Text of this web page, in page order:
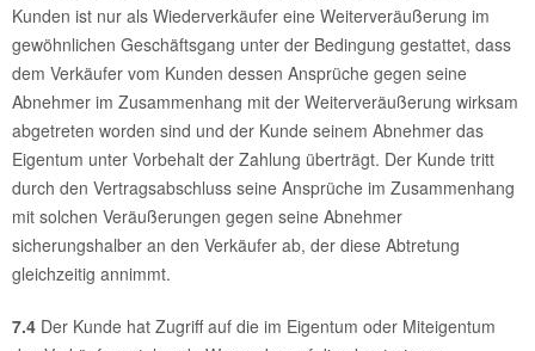
Kunden ist nur als Wiederverkäufer eine Weiterveräußerung im
gewöhnlichen Geschäftsgang unter der Bedingung gestattet, dass
dem Verkäufer vom Kunden dessen Ansprüche gegen seine
Abnehmer im Zusammenhang mit der Weiterveräußerung wirksam
abgetreten worden sind und der Kunde seinem Abnehmer das
Eigentum unter Vorbehalt der Zahlung überträgt. Der Kunde tritt
durch den Vertragsabschluss seine Ansprüche im Zusammenhang
mit solchen Veräußerungen gegen seine Abnehmer
sicherungshalber an den Verkäufer ab, der diese Abtretung
gleichzeitig annimmt.
7.4 Der Kunde hat Zugriff auf die im Eigentum oder Miteigentum